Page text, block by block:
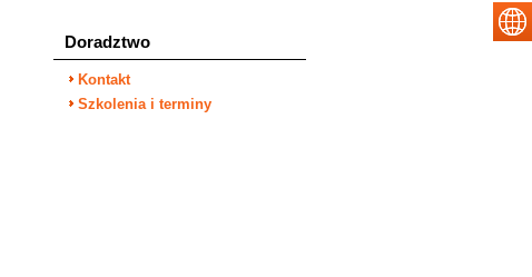
Doradztwo
Kontakt
Szkolenia i terminy